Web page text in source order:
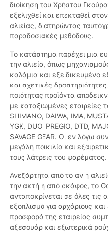
διοίκηση του Χρήστου
εξελιχθεί και επεκταθεί
αλιείας, διατηρώντας
παραδοσιακές μεθόδους.
Το κατάστημα παρέχει μια
την αλιεία, όπως
καλάμια και εξειδικευμένο
και σχετικές
ποιότητας προϊόντα
με καταξιωμένες εταιρείες
SHIMANO, DAIWA, IMA,
YGK, DUO, PREGIO, DTD,
SAVAGE GEAR. Οι εν λόγω
μεγάλη ποικιλία και
τους λάτρεις του ψαρέματος.
Ανεξάρτητα από το αν η
την ακτή ή από σκάφος, το
ανταποκρίνεται σε όλες τις
εξοπλισμό για αρχάριους και
προσφορά της εταιρείας
αξεσουάρ και εξωτερικά